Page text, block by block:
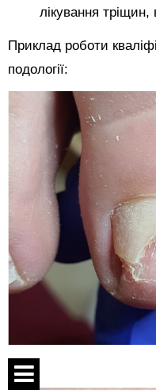
лікування тріщин,
Приклад роботи
подології: